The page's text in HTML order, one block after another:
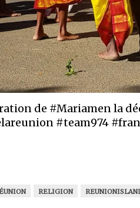
de #Mariamen la
#team974
RELIGION